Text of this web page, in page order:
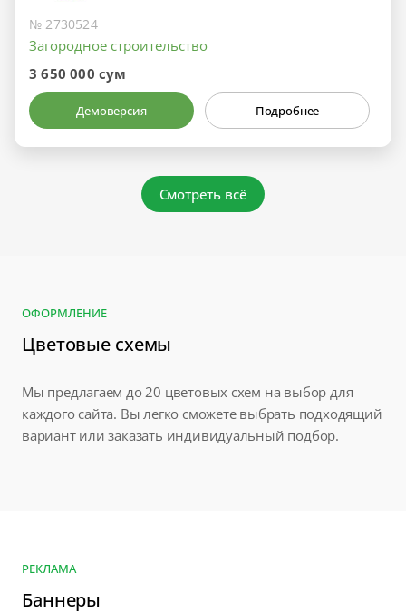
№ 2730524
Загородное строительство
3 650 000 сум
Демоверсия Подробнее
Смотреть всё
ОФОРМЛЕНИЕ
Цветовые схемы
Мы предлагаем до 20 цветовых схем на выбор для
каждого сайта. Вы легко сможете выбрать подходящий
вариант или заказать индивидуальный подбор.
РЕКЛАМА
Баннеры